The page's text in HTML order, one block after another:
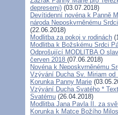
depresemi) (03.07.2018)
Devítidenní novéna k Panně
národa Neposkvrněnému
(22.06.2018)
Modlitba za pokoj v rodinách
Modlitba k Božskému Srdci
Odprošující MODLITBA O
červen 2018 (07.06.2018)
Novéna k Neposkvrněnému
Vzývání Ducha Sv. Miriam
Korunka Panny Marie
Vzývání Ducha Svatého *
Svatému (26.04.2018)
Modlitba Jana Pavla II. za
Korunka k Matce Božího